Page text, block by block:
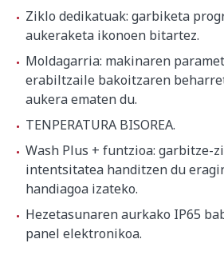
Ziklo dedikatuak: garbiketa
aukeraketa ikonoen bitartez.
Moldagarria: makinaren
erabiltzaile bakoitzaren
aukera ematen du.
TENPERATURA BISOREA.
Wash Plus + funtzioa: garbitze-
intentsitatea handitzen du
handiagoa izateko.
Hezetasunaren aurkako IP65
panel elektronikoa.